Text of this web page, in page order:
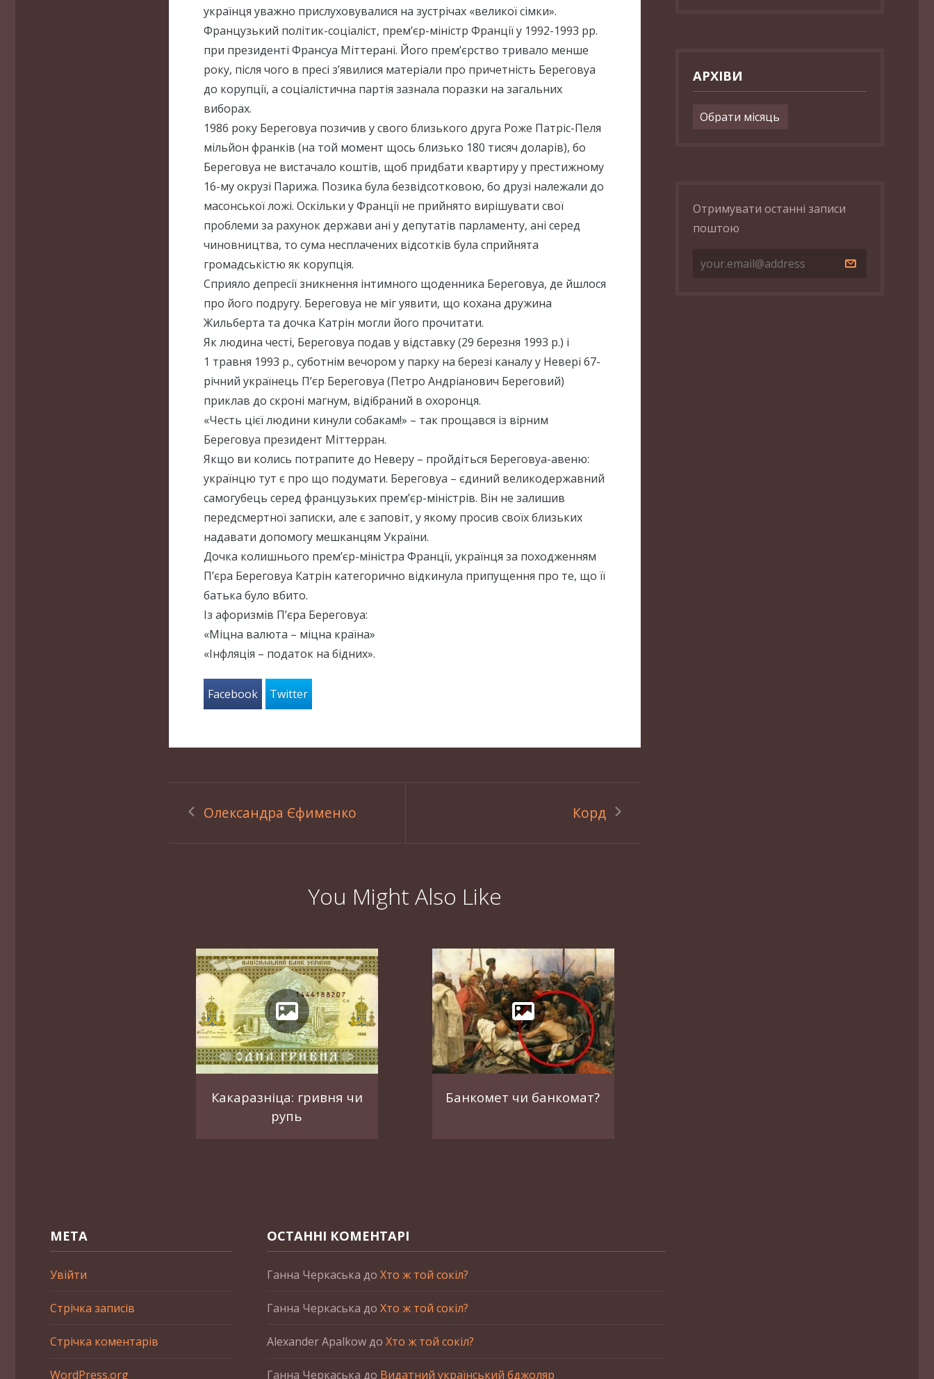
українця уважно прислуховувалися на зустрічах «великої сімки».
Французький політик-соціаліст, прем’єр-міністр Франції у 1992-1993 рр.
при президенті Франсуа Міттерані. Його прем’єрство тривало менше
року, після чого в пресі з’явилися матеріали про причетність Береговуа
до корупції, а соціалістична партія зазнала поразки на загальних
виборах.
1986 року Береговуа позичив у свого близького друга Роже Патріс-Пеля
мільйон франків (на той момент щось близько 180 тисяч доларів), бо
Береговуа не вистачало коштів, щоб придбати квартиру у престижному
16-му окрузі Парижа. Позика була безвідсотковою, бо друзі належали до
масонської ложі. Оскільки у Франції не прийнято вирішувати свої
проблеми за рахунок держави ані у депутатів парламенту, ані серед
чиновництва, то сума несплачених відсотків була сприйнята
громадськістю як корупція.
Сприяло депресії зникнення інтимного щоденника Береговуа, де йшлося
про його подругу. Береговуа не міг уявити, що кохана дружина
Жильберта та дочка Катрін могли його прочитати.
Як людина честі, Береговуа подав у відставку (29 березня 1993 р.) і
1 травня 1993 р., суботнім вечором у парку на березі каналу у Невері 67-
річний українець П’єр Береговуа (Петро Андріанович Береговий)
приклав до скроні магнум, відібраний в охоронця.
«Честь цієї людини кинули собакам!» – так прощався із вірним
Береговуа президент Міттерран.
Якщо ви колись потрапите до Неверу – пройдіться Береговуа-авеню:
українцю тут є про що подумати. Береговуа – єдиний великодержавний
самогубець серед французьких прем’єр-міністрів. Він не залишив
передсмертної записки, але є заповіт, у якому просив своїх близьких
надавати допомогу мешканцям України.
Дочка колишнього прем’єр-міністра Франції, українця за походженням
П’єра Береговуа Катрін категорично відкинула припущення про те, що її
батька було вбито.
Із афоризмів П’єра Береговуа:
«Міцна валюта – міцна країна»
«Інфляція – податок на бідних».
Facebook Twitter
Олександра Єфименко Корд
You Might Also Like
Какаразніца: гривня чи
рупь
Банкомет чи банкомат?
АРХІВИ
Архіви
Отримувати останні записи
поштою
МЕТА
Увійти
Стрічка записів
Стрічка коментарів
WordPress.org
ОСТАННІ КОМЕНТАРІ
Ганна Черкаська до Хто ж той сокіл?
Ганна Черкаська до Хто ж той сокіл?
Alexander Apalkowдо Хто ж той сокіл?
Ганна Черкаська до Видатний український бджоляр